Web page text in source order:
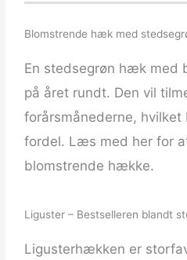
Blomstrende hæk med
En stedsegrøn hæk med
på året rundt. Den vil
forårsmånederne, hvilket
fordel. Læs med her for
blomstrende hække.
Liguster – Bestselleren blandt
Ligusterhækken er